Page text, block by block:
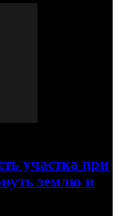
участка при
землю и